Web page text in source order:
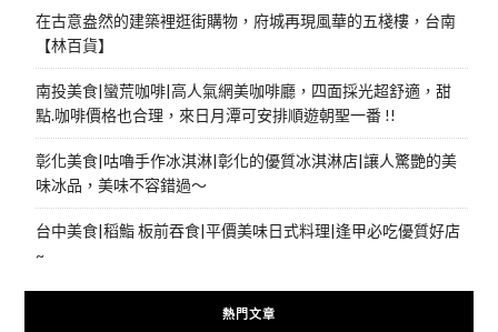
在古意盎然的建築裡逛街購物，府城再現風華的五棧樓，台南
【林百貨】
南投美食|蠻荒咖啡|高人氣網美咖啡廳，四面採光超舒適，甜
點.咖啡價格也合理，來日月潭可安排順遊朝聖一番 !!
彰化美食|咕嚕手作冰淇淋|彰化的優質冰淇淋店|讓人驚艷的美
味冰品，美味不容錯過～
台中美食|稻鮨 板前吞食|平價美味日式料理|逢甲必吃優質好店
~
熱門文章